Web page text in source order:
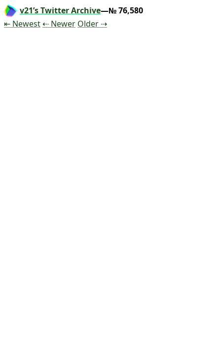
v21’s Twitter Archive—№ 76,580
⇤ NewestTweet
⇠ NewerTweet
OlderTweet
⇢